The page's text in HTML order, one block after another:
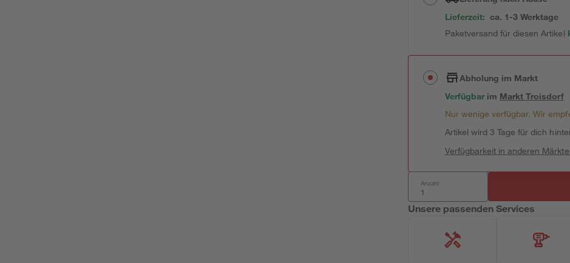
Lieferzeit: ca. 1-3 Werktage
Paketversand für diesen Artikel
Abholung im Markt
Verfügbar im MarktTroisdorf
Nur wenige verfügbar. Wir
Artikel wird 3 Tage für dich
Verfügbarkeit in anderen
Anzahl:
Unsere passenden Services